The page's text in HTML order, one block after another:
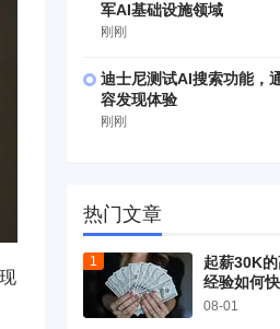
军AI基础设施领域
刚刚
迪士尼测试AI搜索功能，
容发现体验
刚刚
热门文章
起薪30K
经验如何
08-01